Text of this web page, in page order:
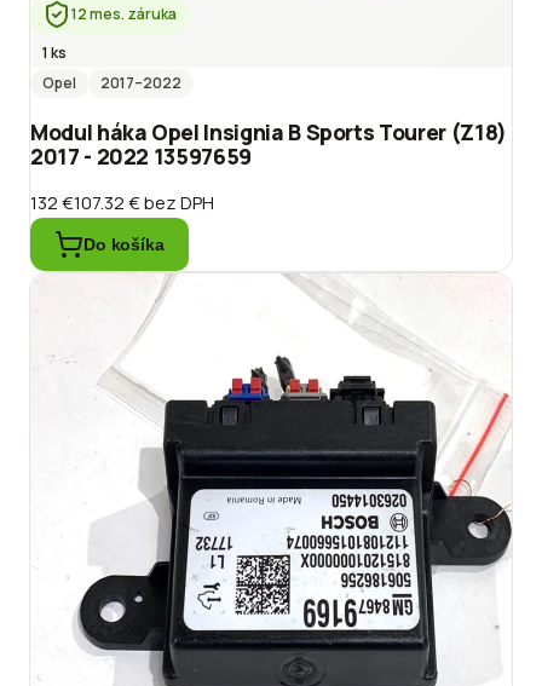
12 mes. záruka
1 ks
Opel
2017–2022
Modul háka Opel Insignia B Sports Tourer (Z18)
2017 - 2022 13597659
132 €107.32 €bez DPH
Do košíka